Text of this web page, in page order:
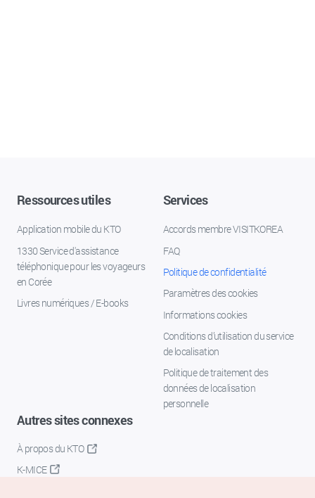
Ressources utiles
Application mobile du KTO
1330 Service d'assistance
téléphonique pour les voyageurs
en Corée
Livres numériques / E-books
Services
Accords membre VISITKOREA
FAQ
Politique de confidentialité
Paramètres des cookies
Informations cookies
Conditions d’utilisation du service
de localisation
Politique de traitement des
données de localisation
personnelle
Autres sites connexes
À propos du KTO
K-MICE